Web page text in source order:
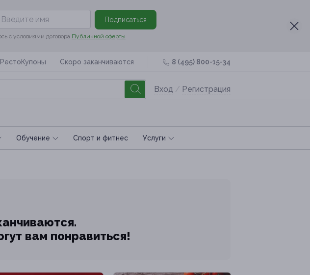
Подписаться
с условиями договора Публичной оферты
РестоКупоны Скоро заканчиваются 8 (495) 800-15-34
Вход / Регистрация
Обучение Спoрт и фитнес Услуги
вам понравиться!